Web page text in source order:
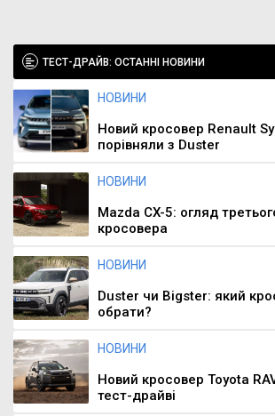
ТЕСТ-ДРАЙВ: ОСТАННІ НОВИНИ
НОВИНИ
Новий кросовер Renault
порівняли з Duster
НОВИНИ
Mazda CX-5: огляд
кросовера
НОВИНИ
Duster чи Bigster: який
обрати?
НОВИНИ
Новий кросовер Toyota
тест-драйві